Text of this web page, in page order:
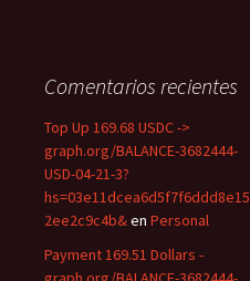
Comentarios recientes
Top Up 169.68 USDC ->
graph.org/BALANCE-3682444-
USD-04-21-3?
hs=03e11dcea6d5f7f6ddd8e15
2ee2c9c4b&en Personal
Payment 169.51 Dollars -